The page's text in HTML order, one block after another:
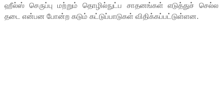
ஹீல்ஸ் செருப்பு மற்றும் தொழில்நுட்ப சாதனங்கள் எடுத்துச் செல்ல
தடை என்பன போன்ற கடும் கட்டுப்பாடுகள் விதிக்கப்பட்டுள்ளன.